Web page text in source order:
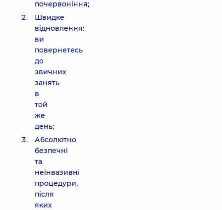
почервоніння;
Швидке
відновлення:
ви
повернетесь
до
звичних
занять
в
той
же
день;
Абсолютно
безпечні
та
неінвазивні
процедури,
після
яких